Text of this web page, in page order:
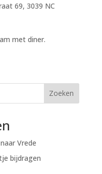
69, 3039 NC
met diner.
Zoeken
Vrede
bijdragen